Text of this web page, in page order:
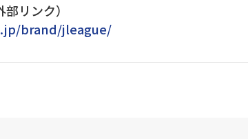
リンク）
brand/jleague/